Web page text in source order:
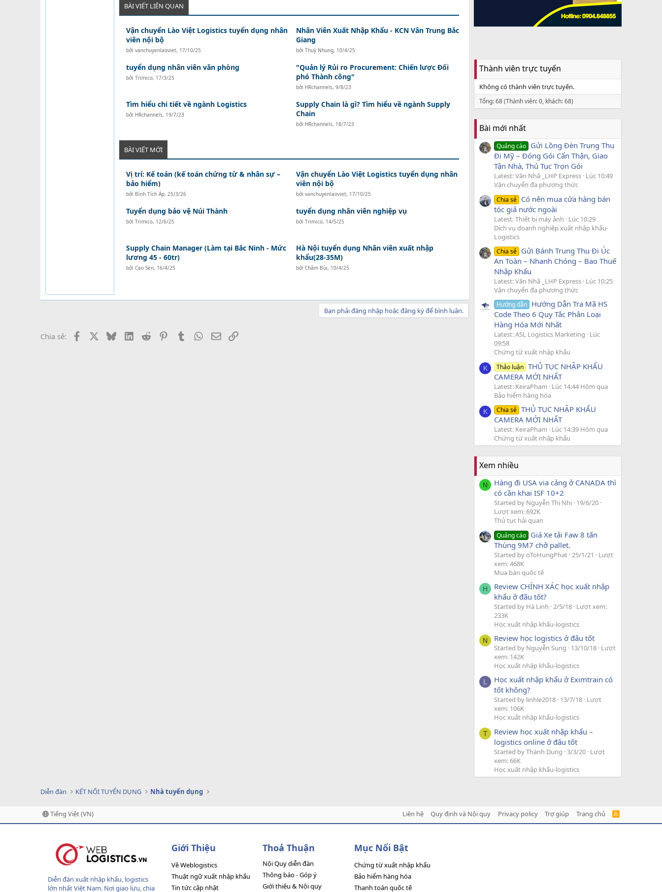
BÀI VIẾT LIÊN QUAN
Vận chuyển Lào Việt Logistics tuyển dụng nhân
viên nội bộ
bởi vanchuyenlaoviet, 17/10/25
Nhân Viên Xuất Nhập Khẩu - KCN Vân Trung Bắc
Giang
bởi Thuỳ Nhung, 10/4/25
tuyển dụng nhân viên văn phòng
bởi Trimico, 17/3/25
"Quản lý Rủi ro Procurement: Chiến lược Đối
phó Thành công"
bởi HRchannels, 9/8/23
Tìm hiểu chi tiết về ngành Logistics
bởi HRchannels, 19/7/23
Supply Chain là gì? Tìm hiểu về ngành Supply
Chain
bởi HRchannels, 18/7/23
BÀI VIẾT MỚI
Vị trí: Kế toán (kế toán chứng từ & nhân sự –
bảo hiểm)
bởi Bình Tích Áp, 25/3/26
Vận chuyển Lào Việt Logistics tuyển dụng nhân
viên nội bộ
bởi vanchuyenlaoviet, 17/10/25
Tuyển dụng bảo vệ Núi Thành
bởi Trimico, 12/6/25
tuyển dụng nhân viên nghiệp vụ
bởi Trimico, 14/5/25
Supply Chain Manager (Làm tại Bắc Ninh - Mức
lương 45 - 60tr)
bởi Cao Sen, 16/4/25
Hà Nội tuyển dụng Nhân viên xuất nhập
khẩu(28-35M)
bởi Châm Bùi, 10/4/25
Bạn phải đăng nhập hoặc đăng ký để bình luận.
Chia sẻ: Facebook BlueskyLinkedIn
Reddit PinterestTumblr WhatsApp
EmailLink
Thành viên trực tuyến
Không có thành viên trực tuyến.
Tổng: 68 (Thành viên: 0, khách: 68)
Bài mới nhất
Quảng cáo Gửi Lồng Đèn Trung Thu
Đi Mỹ – Đóng Gói Cẩn Thận, Giao
Tận Nhà, Thủ Tục Trọn Gói
Latest: Văn Nhã _LHP Express Lúc 10:49
Vận chuyển đa phương thức
Chia sẻ Có nên mua cửa hàng bán
tóc giả nước ngoài
Latest: Thiết bị máy ảnh
Lúc 10:29
Dịch vụ doanh nghiệp xuất nhập khẩu-
Logistics
Chia sẻ Gửi Bánh Trung Thu Đi Úc
An Toàn – Nhanh Chóng – Bao Thuế
Nhập Khẩu
Latest: Văn Nhã _LHP Express Lúc 10:25
Vận chuyển đa phương thức
Hướng dẫn Hướng Dẫn Tra Mã HS
Code Theo 6 Quy Tắc Phân Loại
Hàng Hóa Mới Nhất
Latest: ASL Logistics Marketing
Lúc
09:58
Chứng từ xuất nhập khẩu
K Thảo luận THỦ TỤC NHẬP KHẨU
CAMERA MỚI NHẤT
Latest: KeiraPham
Lúc 14:44 Hôm qua
Bảo hiểm hàng hóa
K Chia sẻ THỦ TỤC NHẬP KHẨU
CAMERA MỚI NHẤT
Latest: KeiraPham
Lúc 14:39 Hôm qua
Chứng từ xuất nhập khẩu
Xem nhiều
N
Hàng đi USA via cảng ở CANADA thì
có cần khai ISF 10+2
Started by Nguyễn Thị Nhi 19/6/20
Lượt xem: 692K
Thủ tục hải quan
Quảng cáo Giá Xe tải Faw 8 tấn
Thùng 9M7 chở pallet.
Started by oToHungPhat 25/1/21
Lượt
xem: 468K
Mua bán quốc tế
H
Review CHÍNH XÁC học xuất nhập
khẩu ở đâu tốt?
Started by Hà Linh 2/5/18 Lượt xem:
233K
Học xuất nhập khẩu-logistics
N Review học logistics ở đâu tốt
Started by Nguyễn Sung 13/10/18 Lượt
xem: 142K
Học xuất nhập khẩu-logistics
L
Học xuất nhập khẩu ở Eximtrain có
tốt không?
Started by linhle2018 13/7/18 Lượt
xem: 106K
Học xuất nhập khẩu-logistics
T
Review học xuất nhập khẩu –
logistics online ở đâu tốt
Started by Thành Dung 3/3/20 Lượt
xem: 66K
Học xuất nhập khẩu-logistics
Diễn đàn KẾT NỐI TUYỂN DỤNG Nhà tuyển dụng
Tiếng Việt (VN) Liên hệ Quy định và Nội quy Privacy policy Trợ giúp Trang chủ
R
Diễn đàn xuất nhập khẩu, logistics
lớn nhất Việt Nam. Nơi giao lưu, chia
Giới Thiệu
Về Weblogistics
Thuật ngữ xuất nhập khẩu
Tin tức cập nhật
Thoả Thuận
Nội Quy diễn đàn
Thông báo - Góp ý
Giới thiệu & Nội quy
Mục Nổi Bật
Chứng từ xuất nhập khẩu
Bảo hiểm hàng hóa
Thanh toán quốc tế